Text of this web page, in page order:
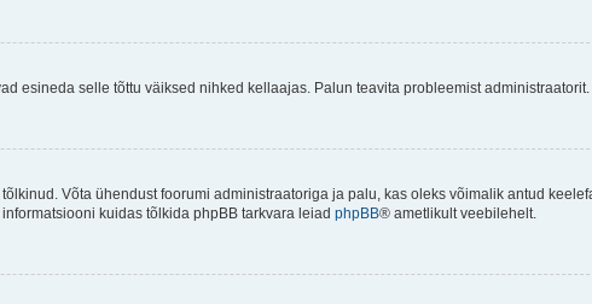
esineda selle tõttu väiksed nihked kellaajas. Palun teavita probleemist administraatorit.
Võta ühendust foorumi administraatoriga ja palu, kas oleks võimalik antud
kuidas tõlkida phpBB tarkvara leiad phpBB® ametlikult veebilehelt.